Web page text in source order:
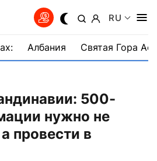
RU
Албания Святая Гора
500-
нужно не
провести в